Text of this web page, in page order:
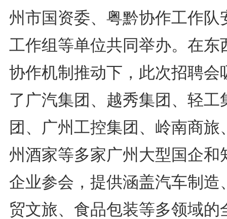
州市国资委、粤黔协作工作队
工作组等单位共同举办。在东
协作机制推动下，此次招聘会
了广汽集团、越秀集团、轻工
团、广州工控集团、岭南商旅
州酒家等多家广州大型国企和
企业参会，提供涵盖汽车制造
贸文旅、食品包装等多领域的